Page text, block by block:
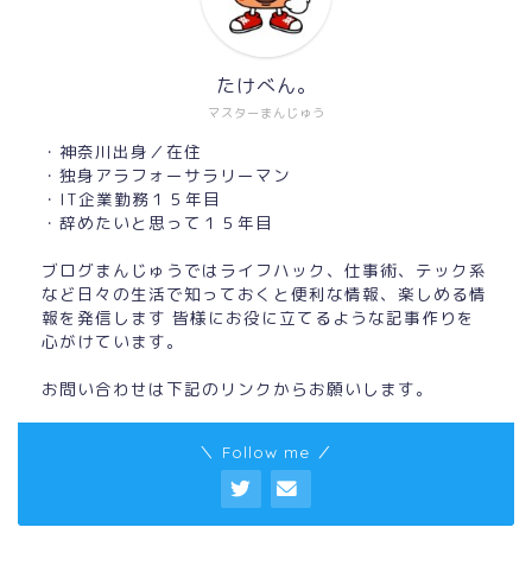
マスターまんじゅう
たけべん。
・神奈川出身／在住
・独身アラフォーサラリーマン
・IT企業勤務１５年目
・辞めたいと思って１５年目
ブログまんじゅうではライフハック、仕事術、テック系
など日々の生活で知っておくと便利な情報、楽しめる情
報を発信します 皆様にお役に立てるような記事作りを
心がけています。
お問い合わせは下記のリンクからお願いします。
＼ Follow me ／